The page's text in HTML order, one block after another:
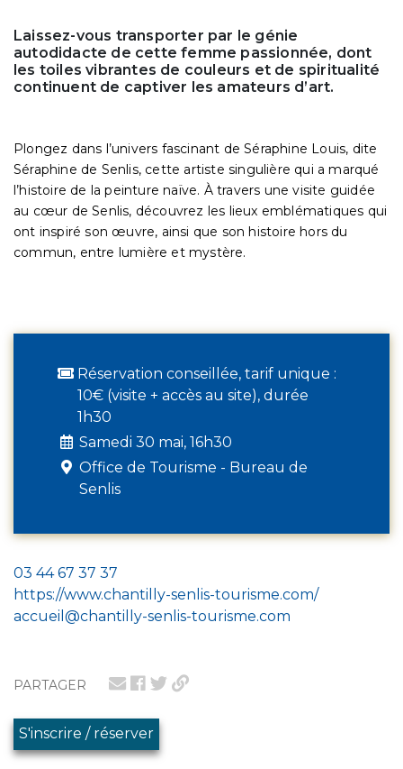
PARTAGER
S'inscrire / réserver
Laissez-vous transporter par le génie
autodidacte de cette femme passionnée, dont
les toiles vibrantes de couleurs et de spiritualité
continuent de captiver les amateurs d’art.
Plongez dans l’univers fascinant de Séraphine Louis, dite
Séraphine de Senlis, cette artiste singulière qui a marqué
l’histoire de la peinture naïve. À travers une visite guidée
au cœur de Senlis, découvrez les lieux emblématiques qui
ont inspiré son œuvre, ainsi que son histoire hors du
commun, entre lumière et mystère.
Réservation conseillée, tarif unique :
10€ (visite + accès au site), durée
1h30
Samedi 30 mai, 16h30
Office de Tourisme - Bureau de
Senlis
03 44 67 37 37
https://www.chantilly-senlis-tourisme.com/
accueil@chantilly-senlis-tourisme.com